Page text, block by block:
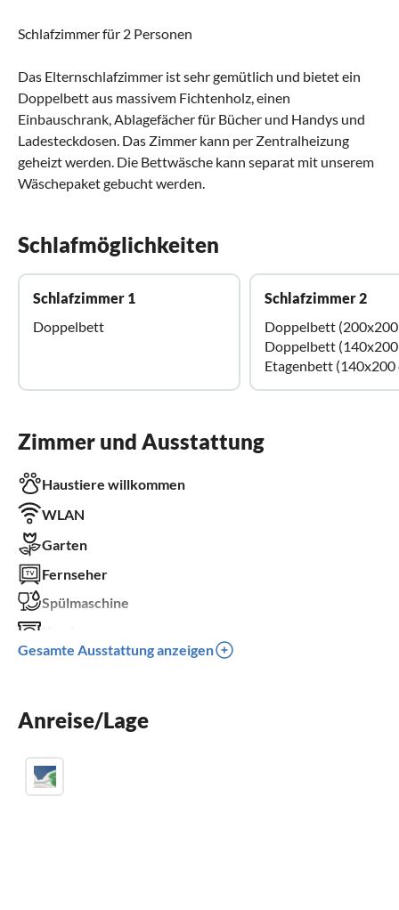
Schlafzimmer für 2 Personen
Das Elternschlafzimmer ist sehr gemütlich und bietet ein
Doppelbett aus massivem Fichtenholz, einen
Einbauschrank, Ablagefächer für Bücher und Handys und
Ladesteckdosen. Das Zimmer kann per Zentralheizung
geheizt werden. Die Bettwäsche kann separat mit unserem
Wäschepaket gebucht werden.
Schlafmöglichkeiten
Schlafzimmer 1
Doppelbett
Schlafzimmer 2
Doppelbett (200x200
Doppelbett (140x200
Etagenbett (140x200
Zimmer und Ausstattung
Haustiere willkommen
WLAN
Garten
Fernseher
Spülmaschine
Kinderbett
Kinder willkommen
Gesamte Ausstattung anzeigen
Anreise/Lage